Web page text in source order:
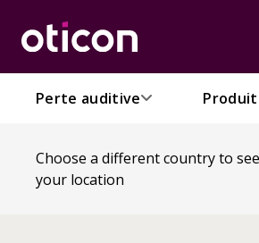
Perte auditive
Choose a different country to
your location